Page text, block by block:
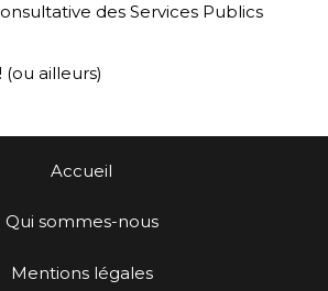
des Services Publics
(ou ailleurs)
Accueil
Qui sommes-nous
Mentions légales